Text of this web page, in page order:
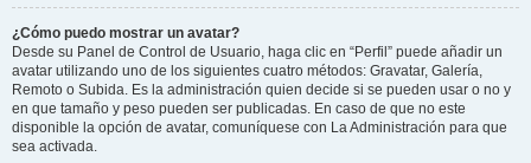
¿Cómo puedo mostrar un avatar?
Desde su Panel de Control de Usuario, haga clic en “Perfil” puede añadir un
avatar utilizando uno de los siguientes cuatro métodos: Gravatar, Galería,
Remoto o Subida. Es la administración quien decide si se pueden usar o no y
en que tamaño y peso pueden ser publicadas. En caso de que no este
disponible la opción de avatar, comuníquese con La Administración para que
sea activada.